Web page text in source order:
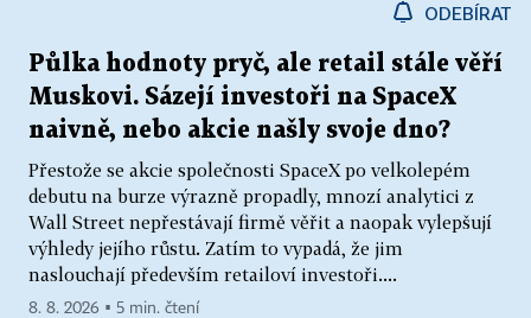
ODEBÍRAT
Půlka hodnoty pryč, ale retail stále věří
Muskovi. Sázejí investoři na SpaceX
naivně, nebo akcie našly svoje dno?
Přestože se akcie společnosti SpaceX po velkolepém
debutu na burze výrazně propadly, mnozí analytici z
Wall Street nepřestávají firmě věřit a naopak vylepšují
výhledy jejího růstu. Zatím to vypadá, že jim
naslouchají především retailoví investoři....
8. 8. 2026 ▪ 5 min. čtení